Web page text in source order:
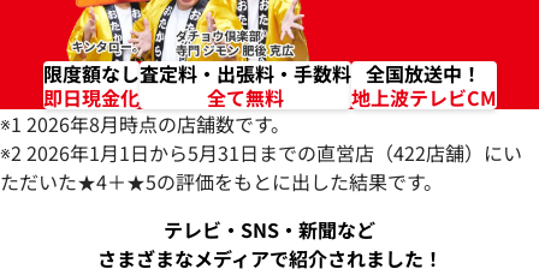
限度額なし
即日現金化
査定料・出張料・手数料
全て無料
全国放送中！
地上波テレビCM
※1 2026年8月時点の店舗数です。
※2 2026年1月1日から5月31日までの直営店（422店舗）にい
ただいた★4＋★5の評価をもとに出した結果です。
テレビ・SNS・新聞など
さまざまなメディアで紹介されました！